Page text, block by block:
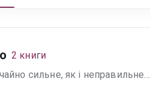
2 книги
сильне, як і неправильне...